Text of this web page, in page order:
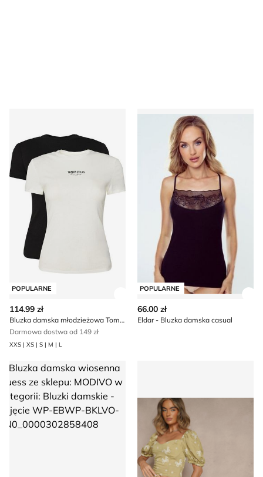
Bluzka damska młodzieżowa Tommy Jeans
POPULARNE
114.99 zł
Bluzka damska młodzieżowa Tommy Jeans
Darmowa dostwa od 149 zł
XXS | XS | S | M | L
Eldar - Bluzka damska
POPULARNE
66.00 zł
Eldar - Bluzka damska casual
damska wiosenna Guess